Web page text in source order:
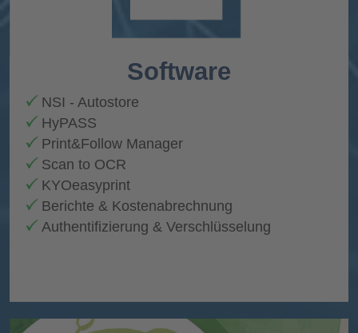
Software
NSI - Autostore
HyPASS
Print&Follow Manager
Scan to OCR
KYOeasyprint
Berichte & Kostenabrechnung
Authentifizierung & Verschlüsselung